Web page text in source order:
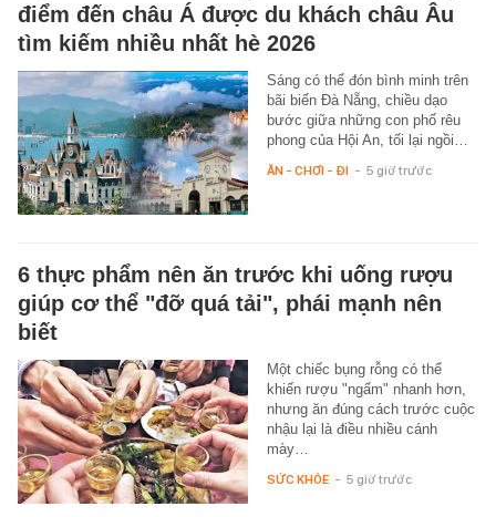
điểm đến châu Á được du khách châu Âu
tìm kiếm nhiều nhất hè 2026
Sáng có thể đón bình minh trên
bãi biển Đà Nẵng, chiều dạo
bước giữa những con phố rêu
phong của Hội An, tối lại ngồi…
ĂN - CHƠI - ĐI - 5 giờ trước
6 thực phẩm nên ăn trước khi uống rượu
giúp cơ thể "đỡ quá tải", phái mạnh nên
biết
Một chiếc bụng rỗng có thể
khiến rượu "ngấm" nhanh hơn,
nhưng ăn đúng cách trước cuộc
nhậu lại là điều nhiều cánh
mày…
SỨC KHỎE - 5 giờ trước